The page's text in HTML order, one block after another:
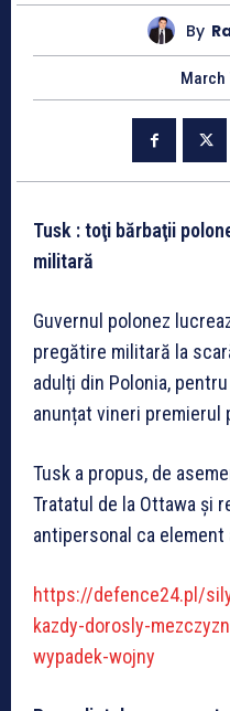
By
March
Tusk : toţi bărbaţii
militară
Guvernul polonez
pregătire militară la
adulți din Polonia,
anunțat vineri premierul
Tusk a propus, de
Tratatul de la Ottawa și
antipersonal ca
https://defence24.pl/
kazdy-dorosly-
wypadek-wojny